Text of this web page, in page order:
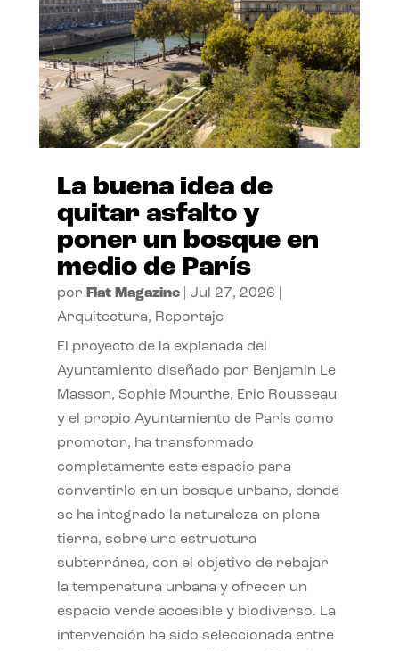
La buena idea de
quitar asfalto y
poner un bosque en
medio de París
por Flat Magazine| Jul 27, 2026
Arquitectura, Reportaje
El proyecto de la explanada del
Ayuntamiento diseñado por Benjamin Le
Masson, Sophie Mourthe, Eric Rousseau
y el propio Ayuntamiento de París como
promotor, ha transformado
completamente este espacio para
convertirlo en un bosque urbano, donde
se ha integrado la naturaleza en plena
tierra, sobre una estructura
subterránea, con el objetivo de rebajar
la temperatura urbana y ofrecer un
espacio verde accesible y biodiverso. La
intervención ha sido seleccionada entre